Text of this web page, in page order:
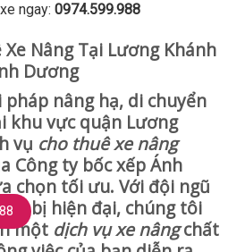
ngay: 0974.599.988
Xe Nâng Tại Lương Khánh
Dương
pháp nâng hạ, di chuyển
khu vực quận Lương
vụ cho thuê xe nâng
Công ty bốc xếp Ánh
chọn tối ưu. Với đội ngũ
bị hiện đại, chúng tôi
một dịch vụ xe nângchất